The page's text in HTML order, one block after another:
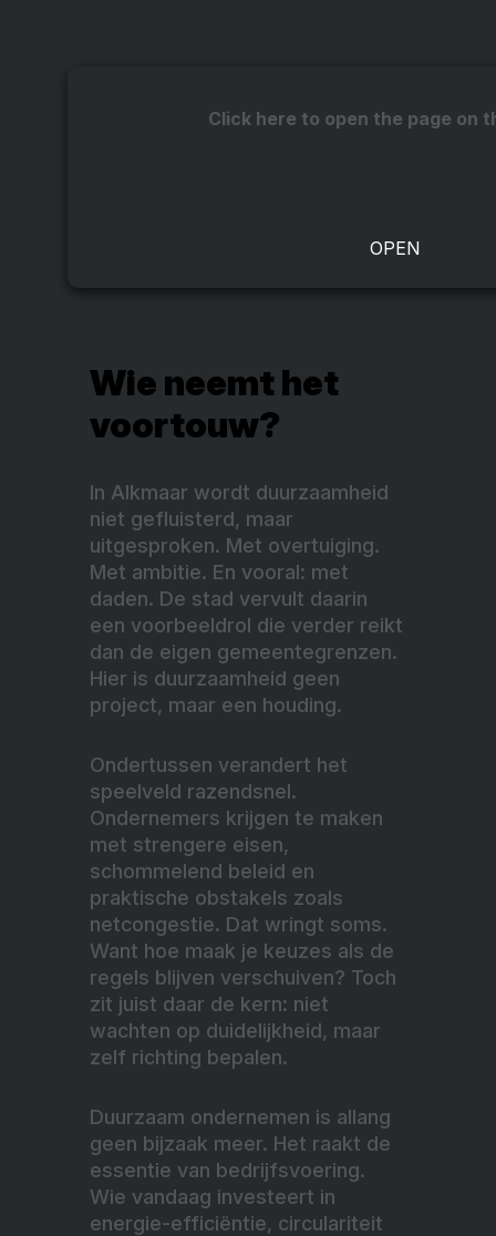
Click here to open the page on
Wie neemt het
voortouw?
In Alkmaar wordt duurzaamheid
niet gefluisterd, maar
uitgesproken. Met overtuiging.
Met ambitie. En vooral: met
daden. De stad vervult daarin
een voorbeeldrol die verder reikt
dan de eigen gemeentegrenzen.
Hier is duurzaamheid geen
project, maar een houding.
Ondertussen verandert het
speelveld razendsnel.
Ondernemers krijgen te maken
met strengere eisen,
schommelend beleid en
praktische obstakels zoals
netcongestie. Dat wringt soms.
Want hoe maak je keuzes als de
regels blijven verschuiven? Toch
zit juist daar de kern: niet
wachten op duidelijkheid, maar
zelf richting bepalen.
Duurzaam ondernemen is allang
geen bijzaak meer. Het raakt de
essentie van bedrijfsvoering.
Wie vandaag investeert in
energie-efficiëntie, circulariteit